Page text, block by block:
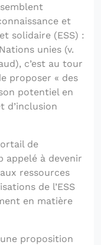
et
solidaire (ESS) :
unies (v.
c’est au tour
proposer « des
potentiel en
d’inclusion
de
appelé à devenir
ressources
de l’ESS
en matière
proposition